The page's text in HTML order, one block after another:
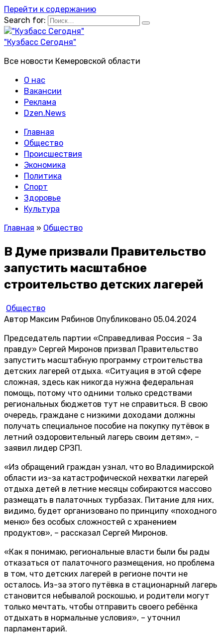
Перейти к содержанию
Search for:
"Кузбасс Сегодня"
Все новости Кемеровской области
О нас
Вакансии
Реклама
Dzen.News
Главная
Общество
Происшествия
Экономика
Политика
Спорт
Здоровье
Культура
Главная » Общество
В Думе призвали Правительство
запустить масштабное
строительство детских лагерей
Общество
Автор Максим Рябинов Опубликовано 05.04.2024
Председатель партии «Справедливая Россия – За
правду» Сергей Миронов призвал Правительство
запустить масштабную программу строительства
детских лагерей отдыха. «Ситуация в этой сфере
сложная, здесь как никогда нужна федеральная
помощь, потому что одними только средствами
региональных бюджетов тут не справиться. В свою
очередь, граждане с низкими доходами должны
получать специальное пособие на покупку путёвок в
летний оздоровительный лагерь своим детям», –
заявил лидер СРЗП.
«Из обращений граждан узнал, что во Владимирской
области из-за катастрофической нехватки лагерей
отдыха детей в летние месяцы собираются массово
размещать в палаточных турбазах. Питание для них,
видимо, будет организовано по принципу «походного
меню» без особых сложностей с хранением
продуктов», – рассказал Сергей Миронов.
«Как я понимаю, региональные власти были бы рады
отказаться от палаточного размещения, но проблема
в том, что детских лагерей в регионе почти не
осталось. Из-за этого путёвка в стационарный лагерь
становится небывалой роскошью, и родители могут
только мечтать, чтобы отправить своего ребёнка
отдыхать в нормальные условия», – уточнил
парламентарий.